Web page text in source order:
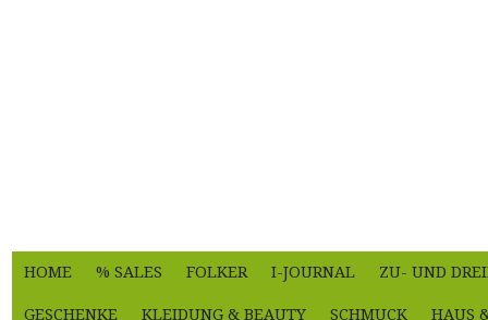
HOME % SALES FOLKER I-JOURNAL ZU- UND
GESCHENKE KLEIDUNG & BEAUTY SCHMUCK HAUS